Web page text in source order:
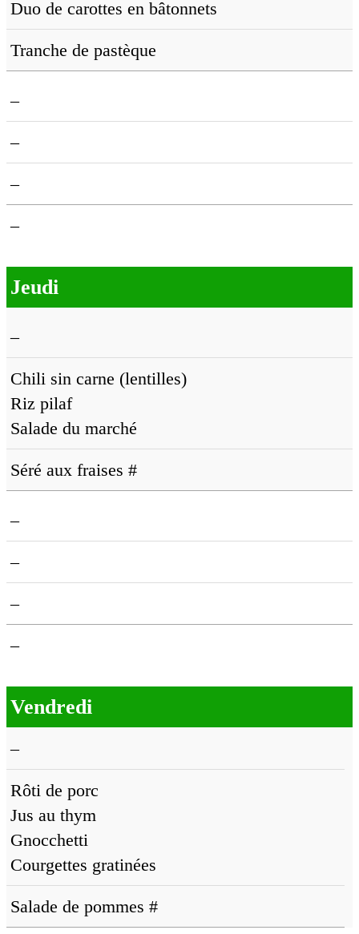
Duo de carottes en bâtonnets
Tranche de pastèque
–
–
–
–
Jeudi
–
Chili sin carne (lentilles)
Riz pilaf
Salade du marché
Séré aux fraises #
–
–
–
–
Vendredi
–
Rôti de porc
Jus au thym
Gnocchetti
Courgettes gratinées
Salade de pommes #